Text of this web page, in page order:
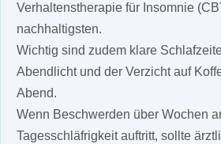
Verhaltenstherapie für Insomnie
nachhaltigsten.
Wichtig sind zudem klare
Abendlicht und der Verzicht auf
Abend.
Wenn Beschwerden über Wochen
Tagesschläfrigkeit auftritt, sollte